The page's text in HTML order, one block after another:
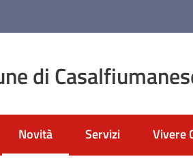
di
Novità
Menu selezionato
Servizi Vivere